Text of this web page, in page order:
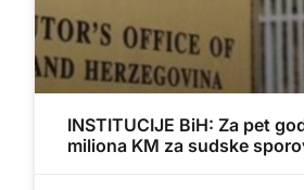
INSTITUCIJE BiH: Za pet
miliona KM za sudske